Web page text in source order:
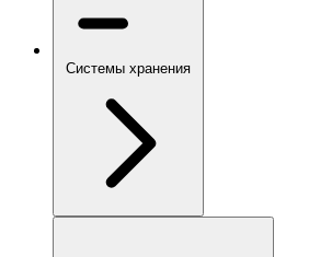
Системы хранения